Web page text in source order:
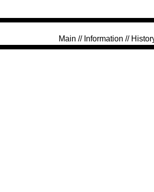
Main // Information //